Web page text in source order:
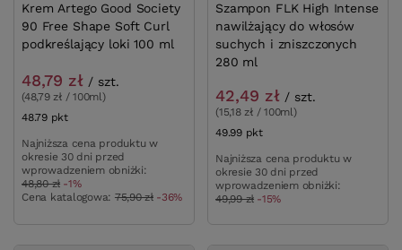
Krem Artego Good Society
90 Free Shape Soft Curl
podkreślający loki 100 ml
48,79 zł / szt.
(48,79 zł / 100ml)
48.79 pktpunktów
Najniższa cena produktu w
okresie 30 dni przed
wprowadzeniem obniżki:
48,80 zł -1%
Cena katalogowa: 75,90 zł -36%
Szampon FLK High Intense
nawilżający do włosów
suchych i zniszczonych
280 ml
42,49 zł / szt.
(15,18 zł / 100ml)
49.99 pktpunktów
Najniższa cena produktu w
okresie 30 dni przed
wprowadzeniem obniżki:
49,99 zł -15%